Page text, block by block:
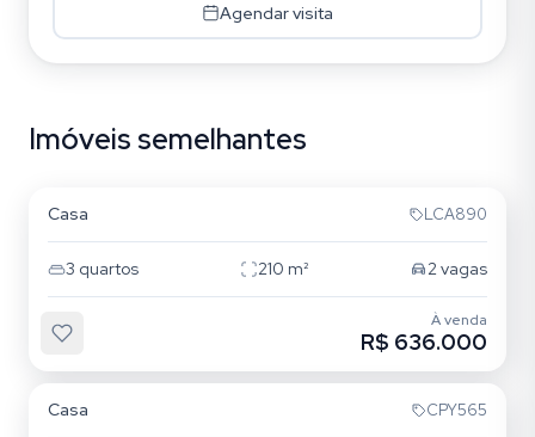
Agendar visita
Imóveis semelhantes
Chácara Belenzinho
Casa LCA890
3 quartos 210 m² 2vagas
À venda
R$ 636.000
Casa CPY565